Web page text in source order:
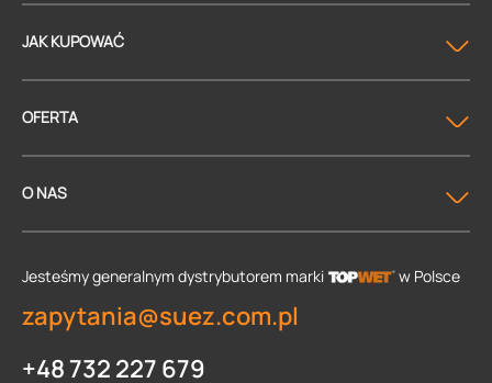
JAK KUPOWAĆ
OFERTA
O NAS
Jesteśmy generalnym dystrybutorem marki w Polsce
zapytania@suez.com.pl
+48 732 227 679